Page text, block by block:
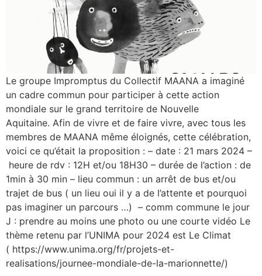
Le groupe Impromptus du Collectif MAANA a imaginé
un cadre commun pour participer à cette action
mondiale sur le grand territoire de Nouvelle
Aquitaine. Afin de vivre et de faire vivre, avec tous les
membres de MAANA même éloignés, cette célébration,
voici ce qu’était la proposition : – date : 21 mars 2024 –
heure de rdv : 12H et/ou 18H30 – durée de l’action : de
1min à 30 min – lieu commun : un arrêt de bus et/ou
trajet de bus ( un lieu oui il y a de l’attente et pourquoi
pas imaginer un parcours …) – comm commune le jour
J : prendre au moins une photo ou une courte vidéo Le
thème retenu par l’UNIMA pour 2024 est Le Climat
( https://www.unima.org/fr/projets-et-
realisations/journee-mondiale-de-la-marionnette/)